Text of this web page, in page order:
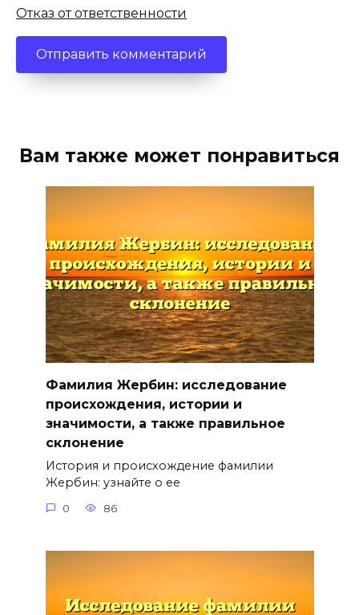
Отказ от ответственности
Вам также может понравиться
Фамилия Жербин: исследование
происхождения, истории и
значимости, а также правильное
склонение
История и происхождение фамилии
Жербин: узнайте о ее
0 86